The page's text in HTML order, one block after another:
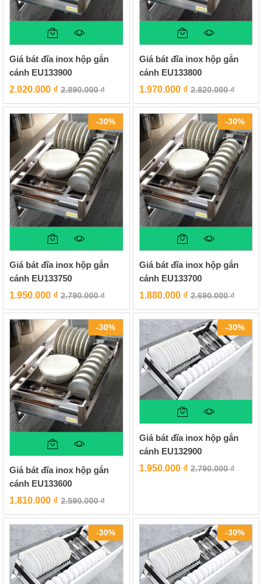
Giá bát đĩa inox hộp gắn
cánh EU133900
2.020.000 ₫ 2.890.000₫
Giá bát đĩa inox hộp gắn
cánh EU133800
1.970.000 ₫ 2.820.000₫
-30%
Giá bát đĩa inox hộp gắn
cánh EU133750
1.950.000 ₫ 2.790.000₫
-30%
Giá bát đĩa inox hộp gắn
cánh EU133700
1.880.000 ₫ 2.690.000₫
-30%
Giá bát đĩa inox hộp gắn
cánh EU133600
1.810.000 ₫ 2.590.000₫
-30%
Giá bát đĩa inox hộp gắn
cánh EU132900
1.950.000 ₫ 2.790.000₫
-30% -30%